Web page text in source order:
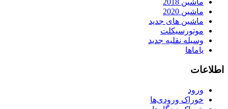
ماشین 2018
ماشین 2020
ماشین های جدید
موتورسیکلت
وسیله نقلیه جدید
یاماها
اطلاعات
ورود
خوراک ورودی‌ها